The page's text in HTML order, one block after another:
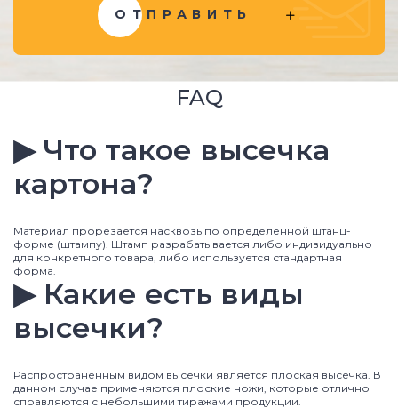
ОТПРАВИТЬ
FAQ
▶ Что такое высечка
картона?
Материал прорезается насквозь по определенной штанц-
форме (штампу). Штамп разрабатывается либо индивидуально
для конкретного товара, либо используется стандартная
форма.
▶ Какие есть виды
высечки?
Распространенным видом высечки является плоская высечка. В
данном случае применяются плоские ножи, которые отлично
справляются с небольшими тиражами продукции.